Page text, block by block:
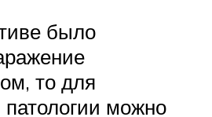
было
то для
можно